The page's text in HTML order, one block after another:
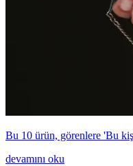
Bu 10 ürün, görenlere 'Bu
devamını oku